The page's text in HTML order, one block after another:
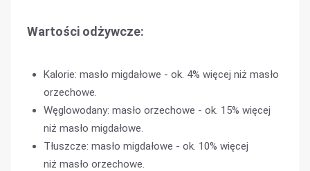
Wartości odżywcze:
Kalorie: masło migdałowe - ok. 4% więcej niż masło
orzechowe.
Węglowodany: masło orzechowe - ok. 15% więcej
niż masło migdałowe.
Tłuszcze: masło migdałowe - ok. 10% więcej
niż masło orzechowe.